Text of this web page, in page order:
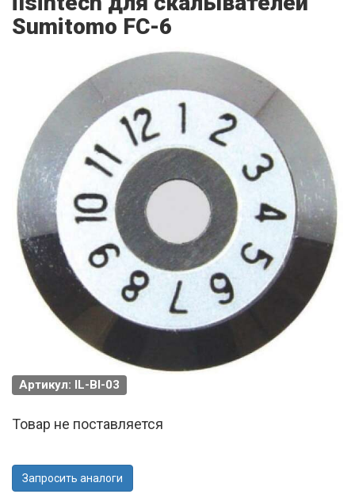
Sumitomo FC-6
Артикул: IL-BI-03
Товар не поставляется
Запросить аналоги